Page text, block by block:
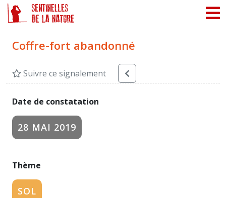
Coffre-fort abandonné
Suivre ce signalement
Date de constatation
28 MAI 2019
Thème
SOL
Panneau de gestion des cookies